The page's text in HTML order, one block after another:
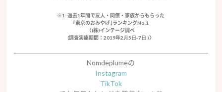
※1: 過去1年間で友⼈・同僚・家族からもらった
｢東京のおみやげ｣ランキングNo.1
〈(株)インテージ調べ
(調査実施期間：2019年2⽉5⽇-7⽇ )〉
Nomdeplumeの
Instagram
TikTok